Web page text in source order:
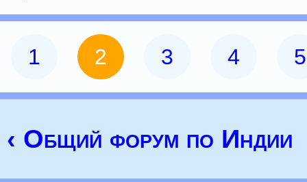
1 2 3 4 5
‹ Общий форум по Индии